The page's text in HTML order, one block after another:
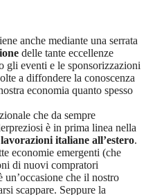
anche mediante una serrata
delle tante eccellenze
gli eventi e le sponsorizzazioni
a diffondere la conoscenza
economia quanto spesso
che da sempre
è in prima linea nella
italiane all’estero.
economie emergenti (che
di nuovi compratori
un’occasione che il nostro
scappare. Seppure la